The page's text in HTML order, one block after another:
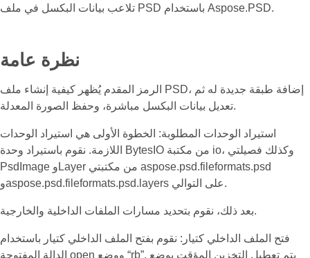
تلاعب بيانات البكسل في ملف PSD باستخدام Aspose.PSD.
نظرة عامة
الرمز المقدم يُظهر كيفية إنشاء ملف PSD، إضافة طبقة جديدة له ثم
تعديل بيانات البكسل مباشرة، وحفظ الصورة المعدلة.
استيراد الوحدات المطلوبة: الخطوة الأولى هي استيراد الوحدات
اللازمة. نقوم باستيراد وحدة BytesIO من مكتبة io، وكذلك فصيلتي
PsdImage وLayer من مكتبتي aspose.psd.fileformats.psd
وaspose.psd.fileformats.psd.layers على التوالي.
بعد ذلك، نقوم بتحديد مسارات الملفات الداخلية والخارجية.
فتح الملف الداخلي كتيار: نقوم بفتح الملف الداخلي كتيار باستخدام
الدالة المفتوحة open ووضع “rb”. يتم تعطيل التخزين المؤقت بوضع